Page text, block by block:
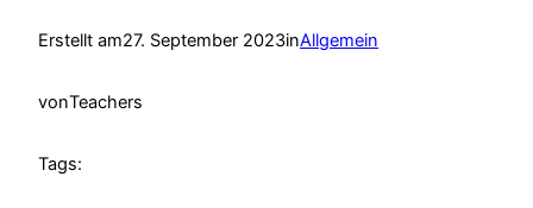
Erstellt am27. September 2023inAllgemein
vonTeachers
Tags: